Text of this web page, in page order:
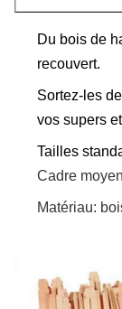
Du bois de
recouvert.
Sortez-les
vos supers
Tailles
Cadre
Matériau: